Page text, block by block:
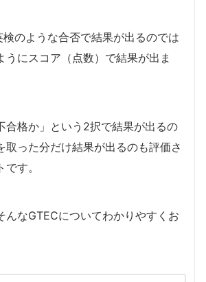
検のような合否で結果が出るのでは
うにスコア（点数）で結果が出ま
合格か」という2択で結果が出るの
取った分だけ結果が出るのも評価さ
す。
んなGTECについてわかりやすくお